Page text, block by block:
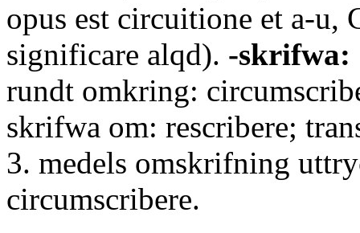
opus est circuitione et a-u,
significare alqd). -skrifwa:
rundt omkring:
skrifwa om: rescribere;
3. medels omskrifning
circumscribere.